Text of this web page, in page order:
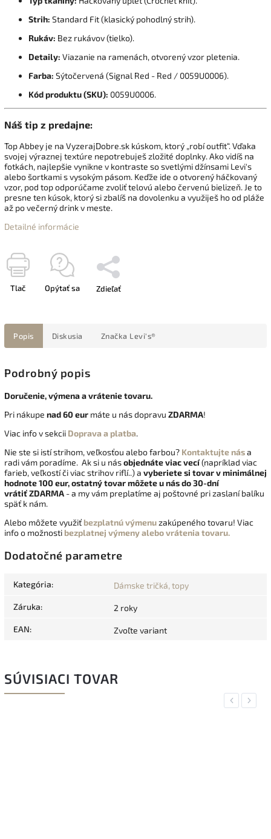
Strih: Standard Fit (klasický pohodlný strih).
Rukáv: Bez rukávov (tielko).
Detaily: Viazanie na ramenách,otvorený vzor pletenia.
Farba: Sýtočervená (Signal Red - Red / 0059U0006).
Kód produktu (SKU): 0059U0006.
Náš tip z predajne:
Top Abbey je na VyzerajDobre.sk kúskom, ktorý „robí outfit“.Vďaka
svojej výraznej textúre nepotrebuješ zložité doplnky.Ako vidíš na
fotkách, najlepšie vynikne v kontraste so svetlými džínsami Levi's
alebo šortkami s vysokým pásom. Keďže ide o otvorený háčkovaný
vzor, pod top odporúčame zvoliť telovú alebo červenú bielizeň. Je to
presne ten kúsok, ktorý si zbalíš na dovolenku a využiješ ho od pláže
až po večerný drink v meste.
Detailné informácie
Tlač Opýtať sa Zdieľať
Popis Diskusia Značka Levi's®
Podrobný popis
Doručenie, výmena a vrátenie tovaru.
Pri nákupe nad 60 eur máte u nás dopravu ZDARMA!
Viac info v sekcii Doprava a platba.
Nie ste si istí strihom, veľkosťou alebo farbou? Kontaktujte nása
radi vám poradíme. Ak si u násobjednáte viac vecí(napríklad viac
farieb, veľkostí či viac strihov riflí..) a vyberiete si tovar v minimálnej
hodnote 100 eur, ostatný tovar môžete u nás do 30-dní
vrátiťZDARMA - a my vám preplatíme aj poštovné pri zaslaní balíku
späť k nám.
Alebo môžete využiť bezplatnú výmenuzakúpeného tovaru! Viac
info o možnosti bezplatnej výmeny alebo vrátenia tovaru.
Dodatočné parametre
Kategória: Dámske tričká, topy
Záruka: 2 roky
EAN: Zvoľte variant
SÚVISIACI TOVAR
Previous
Next